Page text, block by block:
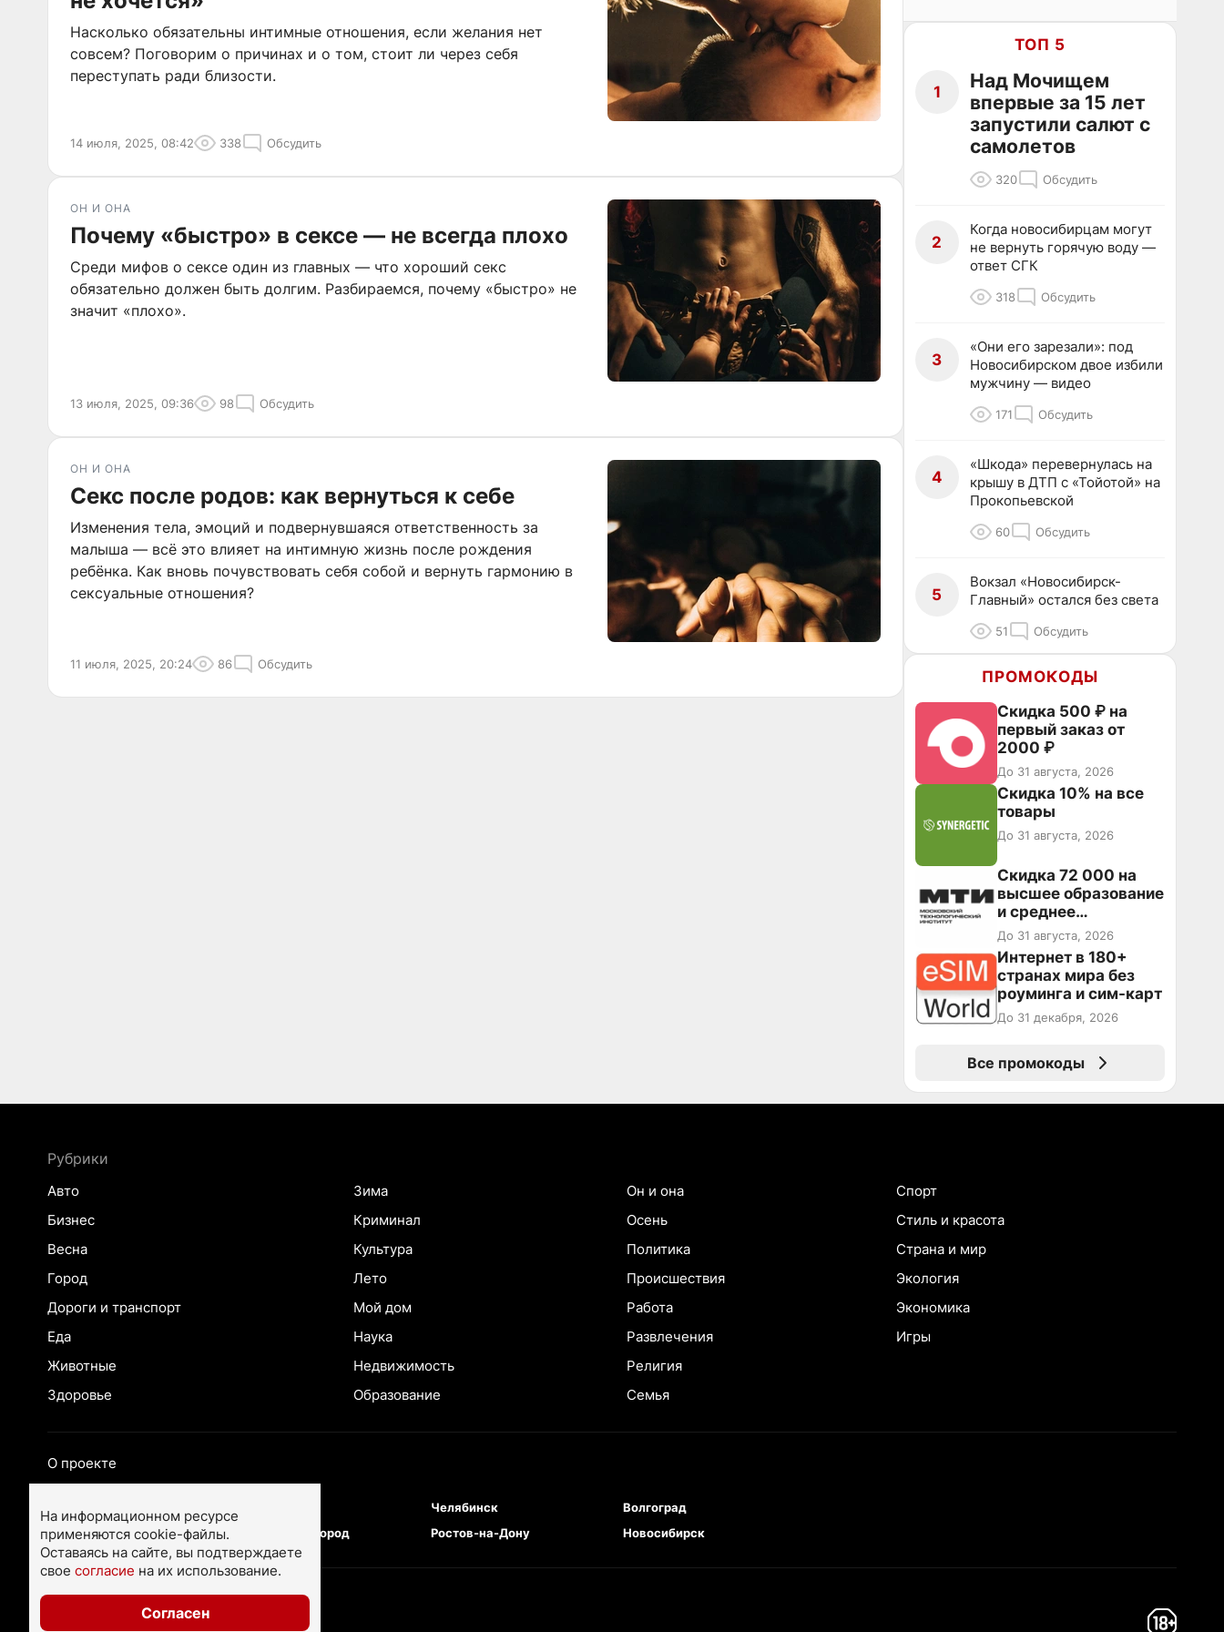
Насколько обязательны интимные отношения, если желания нет
совсем? Поговорим о причинах и о том, стоит ли через себя
переступать ради близости.
14 июля, 2025, 08:42 338 Обсудить
ОН И ОНА
Почему «быстро» в сексе — не всегда плохо
Среди мифов о сексе один из главных — что хороший секс
обязательно должен быть долгим. Разбираемся, почему «быстро» не
значит «плохо».
13 июля, 2025, 09:36 98 Обсудить
ОН И ОНА
Секс после родов: как вернуться к себе
Изменения тела, эмоций и подвернувшаяся ответственность за
малыша — всё это влияет на интимную жизнь после рождения
ребёнка. Как вновь почувствовать себя собой и вернуть гармонию в
сексуальные отношения?
11 июля, 2025, 20:24 86 Обсудить
ТОП 5
1
Над Мочищем
впервые за 15 лет
запустили салют с
самолетов
320 Обсудить
2
Когда новосибирцам могут
не вернуть горячую воду —
ответ СГК
318 Обсудить
3
«Они его зарезали»: под
Новосибирском двое избили
мужчину — видео
171 Обсудить
4
«Шкода» перевернулась на
крышу в ДТП с «Тойотой» на
Прокопьевской
60 Обсудить
5
Вокзал «Новосибирск-
Главный» остался без света
51 Обсудить
ПРОМОКОДЫ
Скидка 500 ₽ на
первый заказ от
2000 ₽
До 31 августа, 2026
Скидка 10% на все
товары
До 31 августа, 2026
Скидка 72 000 на
высшее образование
и среднее
специальное
образование в
первый год обучения
До 31 августа, 2026
Интернет в 180+
странах мира без
роуминга и сим-карт
До 31 декабря, 2026
Все промокоды
Рубрики
Авто
Бизнес
Весна
Город
Дороги и транспорт
Еда
Животные
Здоровье
Зима
Криминал
Культура
Лето
Мой дом
Наука
Недвижимость
Образование
Он и она
Осень
Политика
Происшествия
Работа
Развлечения
Религия
Семья
Спорт
Стиль и красота
Страна и мир
Экология
Экономика
Игры
О проекте
Тюмень
Нижний Новгород
Челябинск
Ростов-на-Дону
Волгоград
Новосибирск
На информационном ресурсе
применяются cookie-файлы.
Оставаясь на сайте, вы подтверждаете
свое согласие на их использование.
Согласен